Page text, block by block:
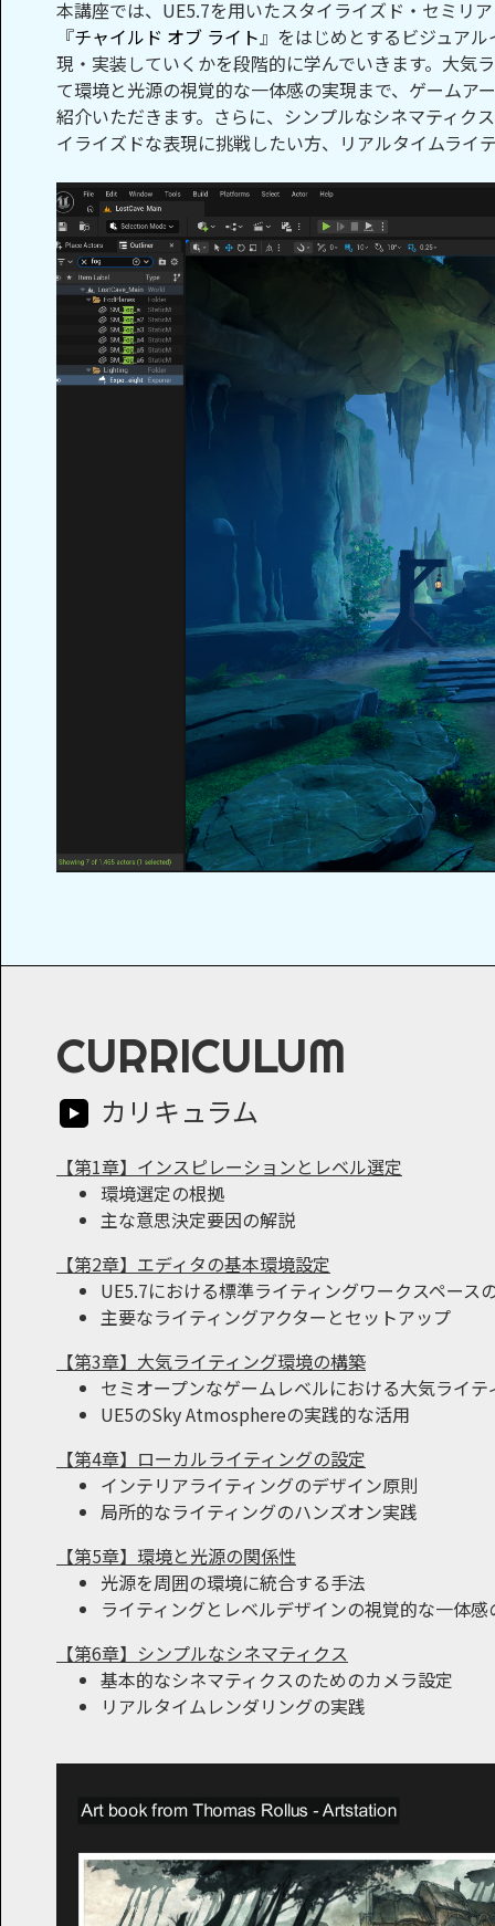
本講座では、UE5.7を用いたスタイライズド・セミリ
『チャイルド オブ ライト』をはじめとするビジュア
現・実装していくかを段階的に学んでいきます。大気
て環境と光源の視覚的な一体感の実現まで、ゲームア
紹介いただきます。さらに、シンプルなシネマティク
イライズドな表現に挑戦したい方、リアルタイムライ
CURRICULUM
カリキュラム
【第1章】インスピレーションとレベル選定
環境選定の根拠
主な意思決定要因の解説
【第2章】エディタの基本環境設定
UE5.7における標準ライティングワークスペース
主要なライティングアクターとセットアップ
【第3章】大気ライティング環境の構築
セミオープンなゲームレベルにおける大気ライテ
UE5のSky Atmosphereの実践的な活用
【第4章】ローカルライティングの設定
インテリアライティングのデザイン原則
局所的なライティングのハンズオン実践
【第5章】環境と光源の関係性
光源を周囲の環境に統合する手法
ライティングとレベルデザインの視覚的な一体感
【第6章】シンプルなシネマティクス
基本的なシネマティクスのためのカメラ設定
リアルタイムレンダリングの実践